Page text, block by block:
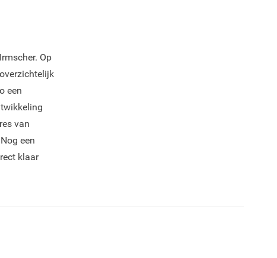
Op
een
van
een
klaar